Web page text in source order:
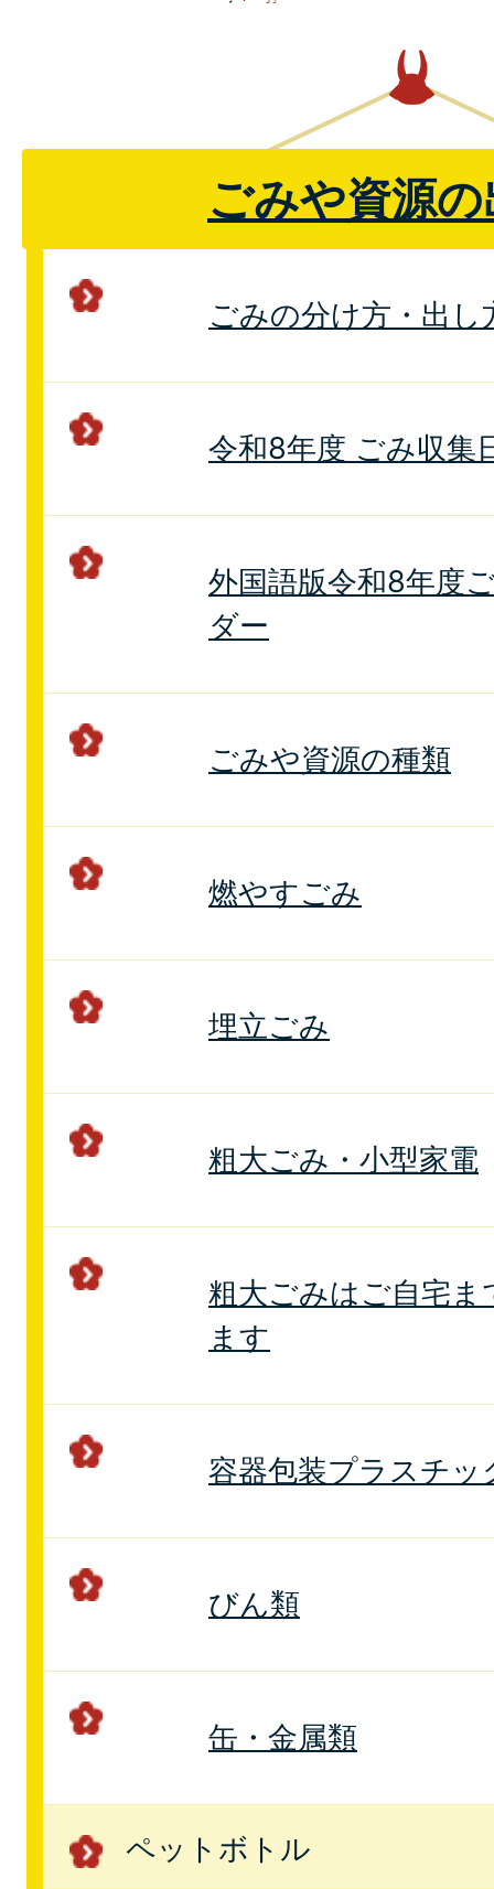
ごみや資源
ごみの分け方・出し
令和8年度 ごみ収集
外国語版令和8年度
ダー
ごみや資源の種類
燃やすごみ
埋立ごみ
粗大ごみ・小型家電
粗大ごみはご自宅
ます
容器包装プラスチッ
びん類
缶・金属類
ペットボトル